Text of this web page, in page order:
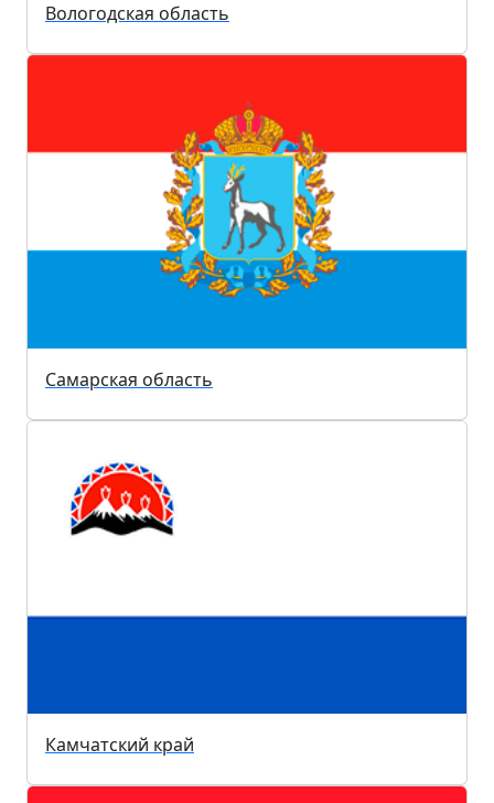
Вологодская область
Самарская область
Камчатский край